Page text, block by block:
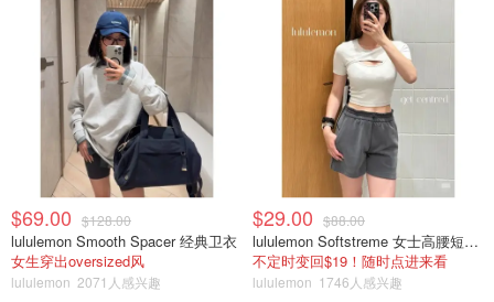
第二步，获得改造前的 EnerGuide 评估
服务机构将与能源顾问联系，安排对您的房屋进行改造前的
EnerGuide 评估。他们将评估您的房屋，并就如何提高能源
效率和抵御气候变化提出建议。
需要注意的是，只有能源顾问推荐并来自拨款的合格改造
安装清单的改造才有资格获得贷款。
改造内容 金额
$69.00 $128.00
lululemon Smooth Spacer 经典卫衣
女生穿出oversized风
lululemon 2071人感兴趣
$29.00 $88.00
lululemon Softstreme 女士高腰短裤 10cm
不定时变回$19！随时点进来看
lululemon 1746人感兴趣